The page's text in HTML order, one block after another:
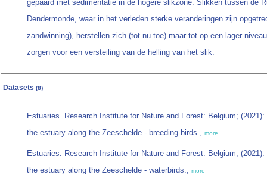
gepaard met sedimentatie in de hogere slikzone. Slikken tussen de
Dendermonde, waar in het verleden sterke veranderingen zijn
zandwinning), herstellen zich (tot nu toe) maar tot op een lager
zorgen voor een versteiling van de helling van het slik.
Datasets (8)
Estuaries. Research Institute for Nature and Forest: Belgium;
the estuary along the Zeeschelde - breeding birds., more
Estuaries. Research Institute for Nature and Forest: Belgium;
the estuary along the Zeeschelde - waterbirds., more